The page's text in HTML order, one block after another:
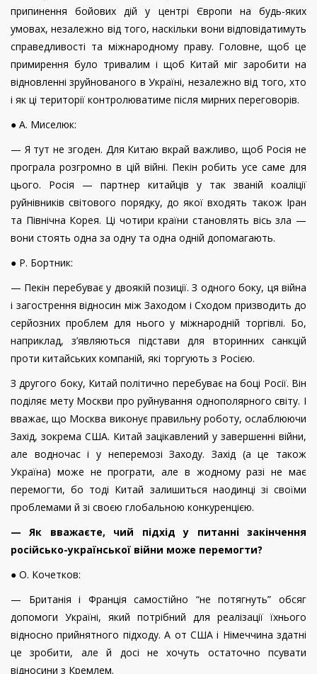
припинення бойових дій у центрі Європи на будь-яких
умовах, незалежно від того, наскільки вони відповідатимуть
справедливості та міжнародному праву. Головне, щоб це
примирення було тривалим і щоб Китай міг заробити на
відновленні зруйнованого в Україні, незалежно від того, хто
і як ці території контролюватиме після мирних переговорів.
● А. Миселюк:
— Я тут не згоден. Для Китаю вкрай важливо, щоб Росія не
програла розгромно в цій війні. Пекін робить усе саме для
цього. Росія — партнер китайців у так званій коаліції
руйнівників світового порядку, до якої входять також Іран
та Північна Корея. Ці чотири країни становлять вісь зла —
вони стоять одна за одну та одна одній допомагають.
● Р. Бортник:
— Пекін перебуває у двоякій позиції. З одного боку, ця війна
і загострення відносин між Заходом і Сходом призводить до
серйозних проблем для нього у міжнародній торгівлі. Бо,
наприклад, з’являються підстави для вторинних санкцій
проти китайських компаній, які торгують з Росією.
З другого боку, Китай політично перебуває на боці Росії. Він
поділяє мету Москви про руйнування однополярного світу. І
вважає, що Москва виконує правильну роботу, ослаблюючи
Захід, зокрема США. Китай зацікавлений у завершенні війни,
але водночас і у неперемозі Заходу. Захід (а це також
Україна) може не програти, але в жодному разі не має
перемогти, бо тоді Китай залишиться наодинці зі своїми
проблемами й зі своєю глобальною конкуренцією.
— Як вважаєте, чий підхід у питанні закінчення
російсько-української війни може перемогти?
● О. Кочетков:
— Британія і Франція самостійно “не потягнуть” обсяг
допомоги Україні, який потрібний для реалізації їхнього
відносно прийнятного підходу. А от США і Німеччина здатні
це зробити, але й досі не хочуть остаточно псувати
відносини з Кремлем.